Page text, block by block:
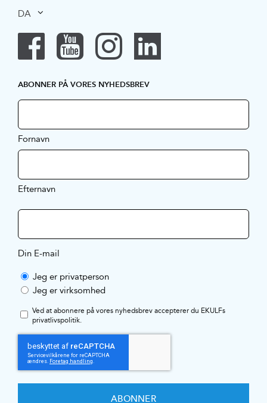
DA
ABONNER PÅ VORES NYHEDSBREV
Fornavn
Efternavn
Din E-mail
Jeg er privatperson
Jeg er virksomhed
Ved at abonnere på vores nyhedsbrev accepterer du EKULFs
privatlivspolitik.